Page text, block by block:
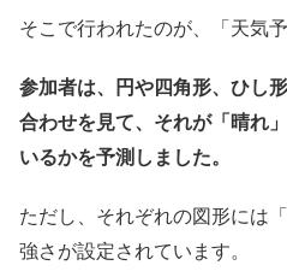
そこで行われたのが、「天気
参加者は、円や四角形、ひし
合わせを見て、それが「晴れ
いるかを予測しました。
ただし、それぞれの図形には
強さが設定されています。